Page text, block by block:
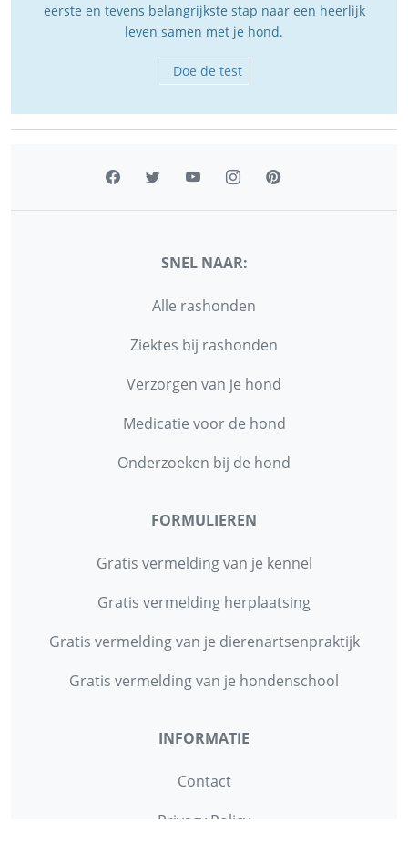
eerste en tevens belangrijkste stap naar een heerlijk
leven samen met je hond.
Doe de test
SNEL NAAR:
Alle rashonden
Ziektes bij rashonden
Verzorgen van je hond
Medicatie voor de hond
Onderzoeken bij de hond
FORMULIEREN
Gratis vermelding van je kennel
Gratis vermelding herplaatsing
Gratis vermelding van je dierenartsenpraktijk
Gratis vermelding van je hondenschool
INFORMATIE
Contact
Privacy Policy